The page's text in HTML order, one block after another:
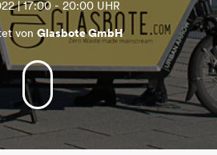
| 17:00 - 20:00 UHR
von Glasbote GmbH